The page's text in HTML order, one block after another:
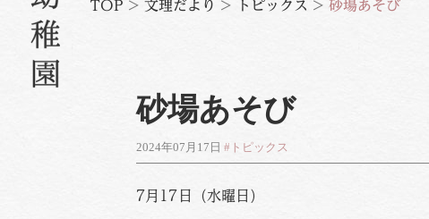
TOP > 文理だより > トピックス > 砂場あそび
砂場あそび
2024年07月17日 #トピックス
7月17日（水曜日）